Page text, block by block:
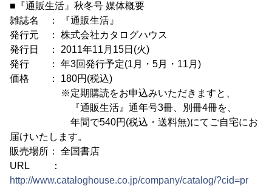
■『通販生活』秋冬号 媒体概要
雑誌名 ： 『通販生活』
発行元 ： 株式会社カタログハウス
発行日 ： 2011年11月15日(火)
発行 ： 年3回発行予定(1月・5月・11月)
価格 ： 180円(税込)
※定期購読をお申込みいただきますと、
『通販生活』通年号3冊、別冊4冊を、
年間で540円(税込・送料無)にてご自宅にお
届けいたします。
販売場所： 全国書店
URL ：
http://www.cataloghouse.co.jp/company/catalog/?cid=pr